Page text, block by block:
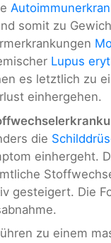
somit zu
Lupus
es letztlich zu
einhergehen.
die
einhergeht.
gesteigert. Die
zu einem